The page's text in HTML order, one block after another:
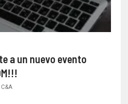
a un nuevo evento